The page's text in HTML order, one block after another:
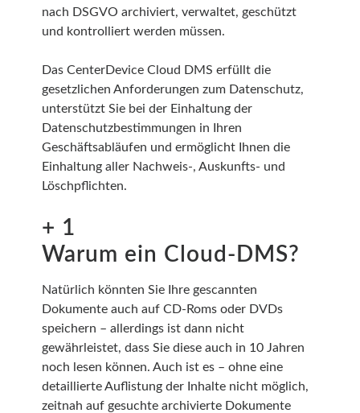
nach DSGVO archiviert, verwaltet, geschützt
und kontrolliert werden müssen.
Das CenterDevice Cloud DMS erfüllt die
gesetzlichen Anforderungen zum Datenschutz,
unterstützt Sie bei der Einhaltung der
Datenschutzbestimmungen in Ihren
Geschäftsabläufen und ermöglicht Ihnen die
Einhaltung aller Nachweis-, Auskunfts- und
Löschpflichten.
+ 1
Warum ein Cloud-DMS?
Natürlich könnten Sie Ihre gescannten
Dokumente auch auf CD-Roms oder DVDs
speichern – allerdings ist dann nicht
gewährleistet, dass Sie diese auch in 10 Jahren
noch lesen können. Auch ist es – ohne eine
detaillierte Auflistung der Inhalte nicht möglich,
zeitnah auf gesuchte archivierte Dokumente